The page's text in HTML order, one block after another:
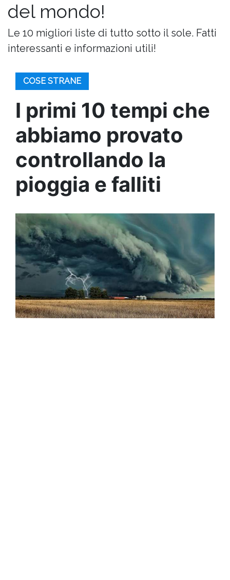
del mondo!
Le 10 migliori liste di tutto sotto il sole. Fatti
interessanti e informazioni utili!
COSE STRANE
I primi 10 tempi che
abbiamo provato
controllando la
pioggia e falliti